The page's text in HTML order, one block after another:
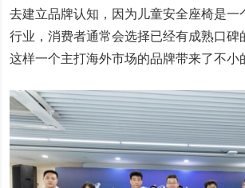
去建立品牌认知，因为儿童安全座椅是一
行业，消费者通常会选择已经有成熟口碑
这样一个主打海外市场的品牌带来了不小